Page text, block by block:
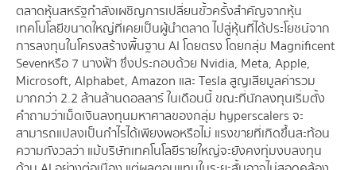
ตลาดหุ้นสหรัฐกำลังเผชิญการเปลี่ยนขั้วครั้งสำคัญจากหุ้น
เทคโนโลยีขนาดใหญ่ที่เคยเป็นผู้นำตลาด ไปสู่หุ้นที่ได้ประโยชน์จาก
การลงทุนในโครงสร้างพื้นฐาน AI โดยตรง โดยกลุ่ม Magnificent
Seven หรือ 7 นางฟ้า ซึ่งประกอบด้วย Nvidia, Meta, Apple,
Microsoft, Alphabet, Amazon และ Tesla สูญเสียมูลค่ารวม
มากกว่า 2.2 ล้านล้านดอลลาร์ ในเดือนนี้ ขณะที่นักลงทุนเริ่มตั้ง
คำถามว่าเม็ดเงินลงทุนมหาศาลของกลุ่ม hyperscalers จะ
สามารถแปลงเป็นกำไรได้เพียงพอหรือไม่ แรงขายที่เกิดขึ้นสะท้อน
ความกังวลว่า แม้บริษัทเทคโนโลยีรายใหญ่จะยังคงทุ่มงบลงทุน